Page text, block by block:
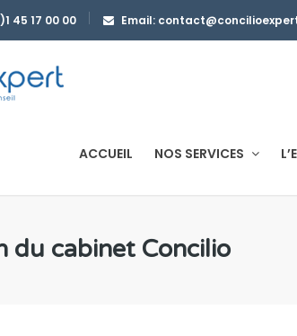
45 17 00 00 Email:
ACCUEIL NOS SERVICES
du cabinet Concilio